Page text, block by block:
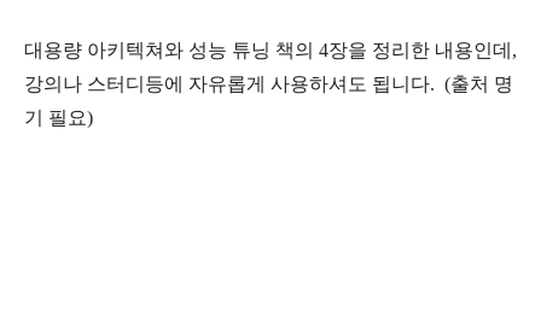
대용량 아키텍쳐와 성능 튜닝 책의 4장을 정리한 내용인데,
강의나 스터디등에 자유롭게 사용하셔도 됩니다. (출처 명
기 필요)